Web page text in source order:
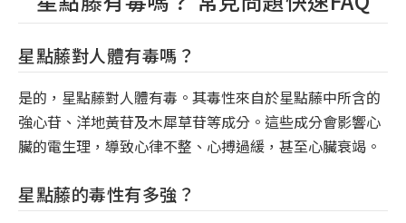
星點藤對人體有毒嗎？
是的，星點藤對人體有毒。其毒性來自於星點藤中所含的
強心苷、洋地黃苷及木犀草苷等成分。這些成分會影響心
臟的電生理，導致心律不整、心搏過緩，甚至心臟衰竭。
星點藤的毒性有多強？